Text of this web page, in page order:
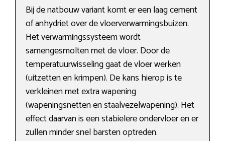
Bij de natbouw variant komt er een laag cement
of anhydriet over de vloerverwarmingsbuizen.
Het verwarmingssysteem wordt
samengesmolten met de vloer. Door de
temperatuurwisseling gaat de vloer werken
(uitzetten en krimpen). De kans hierop is te
verkleinen met extra wapening
(wapeningsnetten en staalvezelwapening). Het
effect daarvan is een stabielere ondervloer en er
zullen minder snel barsten optreden.